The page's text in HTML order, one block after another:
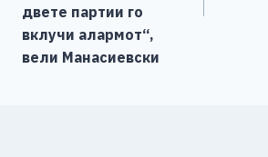
двете партии го
вклучи алармот“,
вели Манасиевски